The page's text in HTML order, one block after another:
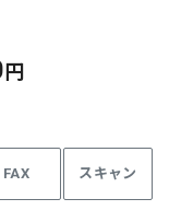
円
FAX スキャン